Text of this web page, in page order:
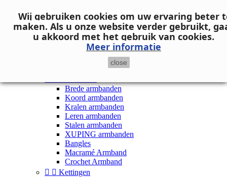
Inloggen
shopping_cart Winkelwagen (0)
Brede armbanden
Koord armbanden
Kralen armbanden
Leren armbanden
Stalen armbanden
XUPING armbanden
Bangles
Macramé Armband
Crochet Armband
  Kettingen
Wij gebruiken cookies om uw ervaring beter
maken. Als u onze website verder gebruikt,
u akkoord met het gebruik van cookies.
Meer informatie
close